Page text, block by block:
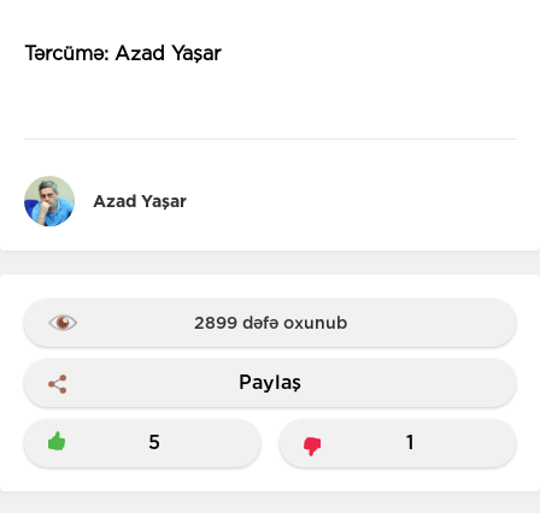
Tərcümə: Azad Yaşar
Azad Yaşar
2899 dəfə oxunub
Paylaş
5 1